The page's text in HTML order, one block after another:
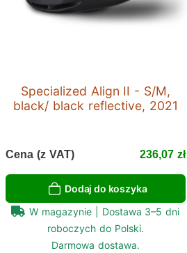
Specialized Align II - S/M,
black/ black reflective, 2021
Cena (z VAT) 236,07 zł
Dodaj do koszyka
W magazynie | Dostawa 3–5 dni
roboczych do Polski.
Darmowa dostawa.